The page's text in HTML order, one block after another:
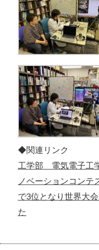
◆関連リンク
工学部 電気電子工
ノベーションコンテ
で3位となり世界大
た